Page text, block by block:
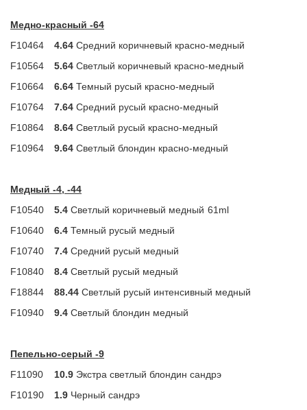
Медно-красный -64
F10464
4.64 Средний коричневый красно-медный
F10564
5.64 Светлый коричневый красно-медный
F10664
6.64 Темный русый красно-медный
F10764
7.64 Средний русый красно-медный
F10864
8.64 Светлый русый красно-медный
F10964
9.64 Светлый блондин красно-медный
Медный -4, -44
F10540
5.4 Светлый коричневый медный 61ml
F10640
6.4 Темный русый медный
F10740
7.4 Средний русый медный
F10840
8.4 Светлый русый медный
F18844
88.44 Светлый русый интенсивный медный
F10940
9.4 Светлый блондин медный
Пепельно-серый -9
F11090
10.9 Экстра светлый блондин сандрэ
F10190
1.9 Черный сандрэ